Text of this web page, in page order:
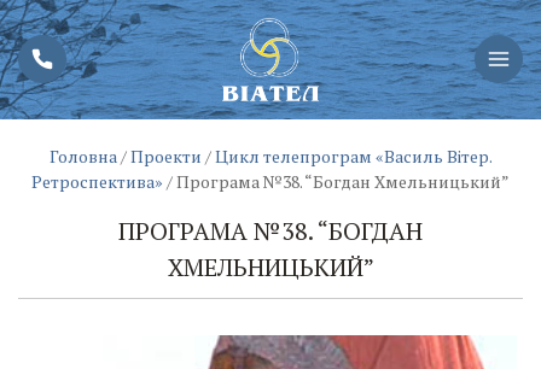
Головна /Проекти /Цикл телепрограм «Василь Вітер.
Ретроспектива» /Програма №38. “Богдан Хмельницький”
ПРОГРАМА №38. “БОГДАН
ХМЕЛЬНИЦЬКИЙ”